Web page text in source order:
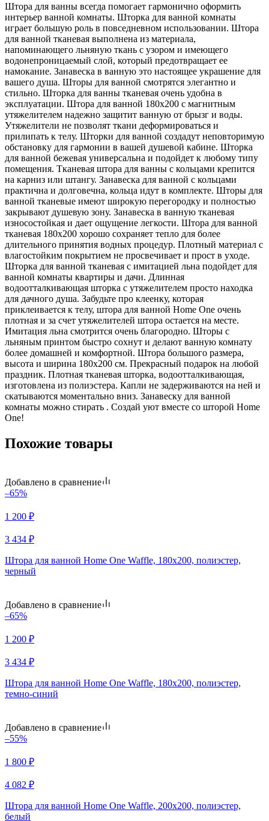
Штора для ванны всегда помогает гармонично оформить
интерьер ванной комнаты. Шторка для ванной комнаты
играет большую роль в повседневном использовании. Штора
для ванной тканевая выполнена из материала,
напоминающего льняную ткань с узором и имеющего
водонепроницаемый слой, который предотвращает ее
намокание. Занавеска в ванную это настоящее украшение для
вашего душа. Шторы для ванной смотрятся элегантно и
стильно. Шторка для ванны тканевая очень удобна в
эксплуатации. Штора для ванной 180х200 с магнитным
утяжелителем надежно защитит ванную от брызг и воды.
Утяжелители не позволят ткани деформироваться и
прилипать к телу. Шторки для ванной создадут неповторимую
обстановку для гармонии в вашей душевой кабине. Шторка
для ванной бежевая универсальна и подойдет к любому типу
помещения. Тканевая штора для ванны с кольцами крепится
на карниз или штангу. Занавеска для ванной с кольцами
практична и долговечна, кольца идут в комплекте. Шторы для
ванной тканевые имеют широкую перегородку и полностью
закрывают душевую зону. Занавеска в ванную тканевая
износостойкая и дает ощущение легкости. Штора для ванной
тканевая 180х200 хорошо сохраняет тепло для более
длительного принятия водных процедур. Плотный материал с
влагостойким покрытием не просвечивает и прост в уходе.
Шторка для ванной тканевая с имитацией льна подойдет для
ванной комнаты квартиры и дачи. Длинная
водоотталкивающая шторка с утяжелителем просто находка
для дачного душа. Забудьте про клеенку, которая
приклеивается к телу, штора для ванной Home One очень
плотная и за счет утяжелителей штора остается на месте.
Имитация льна смотрится очень благородно. Шторы c
льняным принтом быстро сохнут и делают ванную комнату
более домашней и комфортной. Штора большого размера,
высота и ширина 180х200 см. Прекрасный подарок на любой
праздник. Плотная тканевая шторка, водоотталкивающая,
изготовлена из полиэстера. Капли не задерживаются на ней и
скатываются моментально вниз. Занавеску для ванной
комнаты можно стирать . Создай уют вместе со шторой Home
One!
Похожие товары
Добавлено в сравнение
–65%
1 200 ₽
3 434 ₽
Штора для ванной Home One Waffle, 180х200, полиэстер,
черный
Добавлено в сравнение
–65%
1 200 ₽
3 434 ₽
Штора для ванной Home One Waffle, 180х200, полиэстер,
темно-синий
Добавлено в сравнение
–55%
1 800 ₽
4 082 ₽
Штора для ванной Home One Waffle, 200х200, полиэстер,
белый